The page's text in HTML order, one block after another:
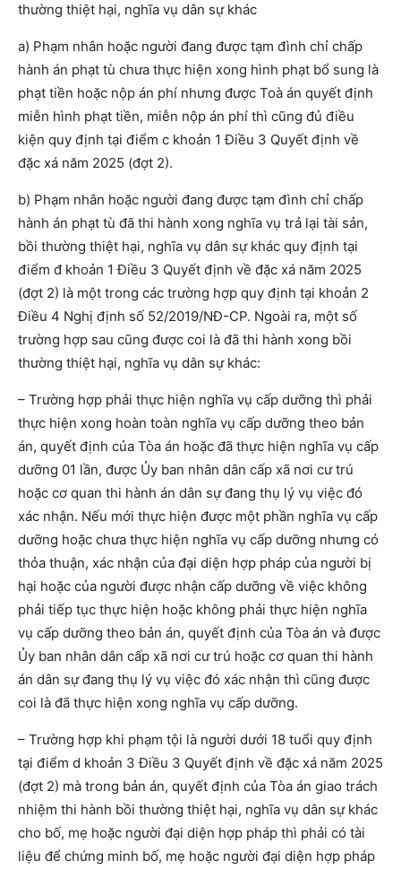
thường thiệt hại, nghĩa vụ dân sự khác
a) Phạm nhân hoặc người đang được tạm đình chỉ chấp
hành án phạt tù chưa thực hiện xong hình phạt bổ sung là
phạt tiền hoặc nộp án phí nhưng được Toà án quyết định
miễn hình phạt tiền, miễn nộp án phí thì cũng đủ điều
kiện quy định tại điểm c khoản 1 Điều 3 Quyết định về
đặc xá năm 2025 (đợt 2).
b) Phạm nhân hoặc người đang được tạm đình chỉ chấp
hành án phạt tù đã thi hành xong nghĩa vụ trả lại tài sản,
bồi thường thiệt hại, nghĩa vụ dân sự khác quy định tại
điểm đ khoản 1 Điều 3 Quyết định về đặc xá năm 2025
(đợt 2) là một trong các trường hợp quy định tại khoản 2
Điều 4 Nghị định số 52/2019/NĐ-CP. Ngoài ra, một số
trường hợp sau cũng được coi là đã thi hành xong bồi
thường thiệt hại, nghĩa vụ dân sự khác:
– Trường hợp phải thực hiện nghĩa vụ cấp dưỡng thì phải
thực hiện xong hoàn toàn nghĩa vụ cấp dưỡng theo bản
án, quyết định của Tòa án hoặc đã thực hiện nghĩa vụ cấp
dưỡng 01 lần, được Ủy ban nhân dân cấp xã nơi cư trú
hoặc cơ quan thi hành án dân sự đang thụ lý vụ việc đó
xác nhận. Nếu mới thực hiện được một phần nghĩa vụ cấp
dưỡng hoặc chưa thực hiện nghĩa vụ cấp dưỡng nhưng có
thỏa thuận, xác nhận của đại diện hợp pháp của người bị
hại hoặc của người được nhận cấp dưỡng về việc không
phải tiếp tục thực hiện hoặc không phải thực hiện nghĩa
vụ cấp dưỡng theo bản án, quyết định của Tòa án và được
Ủy ban nhân dân cấp xã nơi cư trú hoặc cơ quan thi hành
án dân sự đang thụ lý vụ việc đó xác nhận thì cũng được
coi là đã thực hiện xong nghĩa vụ cấp dưỡng.
– Trường hợp khi phạm tội là người dưới 18 tuổi quy định
tại điểm d khoản 3 Điều 3 Quyết định về đặc xá năm 2025
(đợt 2) mà trong bản án, quyết định của Tòa án giao trách
nhiệm thi hành bồi thường thiệt hại, nghĩa vụ dân sự khác
cho bố, mẹ hoặc người đại diện hợp pháp thì phải có tài
liệu để chứng minh bố, mẹ hoặc người đại diện hợp pháp